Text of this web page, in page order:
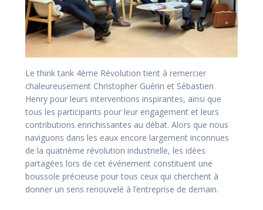
Le think tank 4ème Révolution tient à remercier
chaleureusement Christopher Guérin et Sébastien
Henry pour leurs interventions inspirantes, ainsi que
tous les participants pour leur engagement et leurs
contributions enrichissantes au débat. Alors que nous
naviguons dans les eaux encore largement inconnues
de la quatrième révolution industrielle, les idées
partagées lors de cet événement constituent une
boussole précieuse pour tous ceux qui cherchent à
donner un sens renouvelé à l’entreprise de demain.